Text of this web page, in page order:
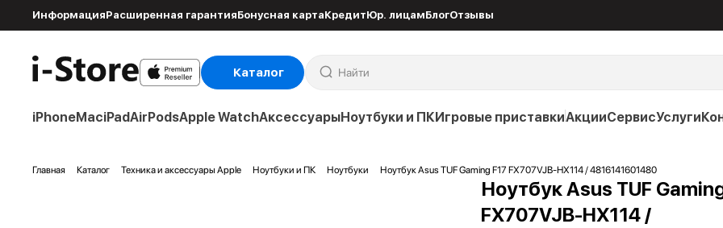
ИнформацияРасширенная гарантияБонусная картаКредитЮр. лицамБлогОтзывы
Каталог
iPhoneMaciPadAirPodsApple WatchАксессуарыНоутбуки и ПКИгровые приставкиАкцииСервисУслуги
Главная Каталог Техника и аксессуары Apple Ноутбуки и ПК Ноутбуки Ноутбук Asus TUF Gaming F17 FX707VJB-HX114 / 4816141601480
Ноутбук Asus TUF
FX707VJB-HX114 /